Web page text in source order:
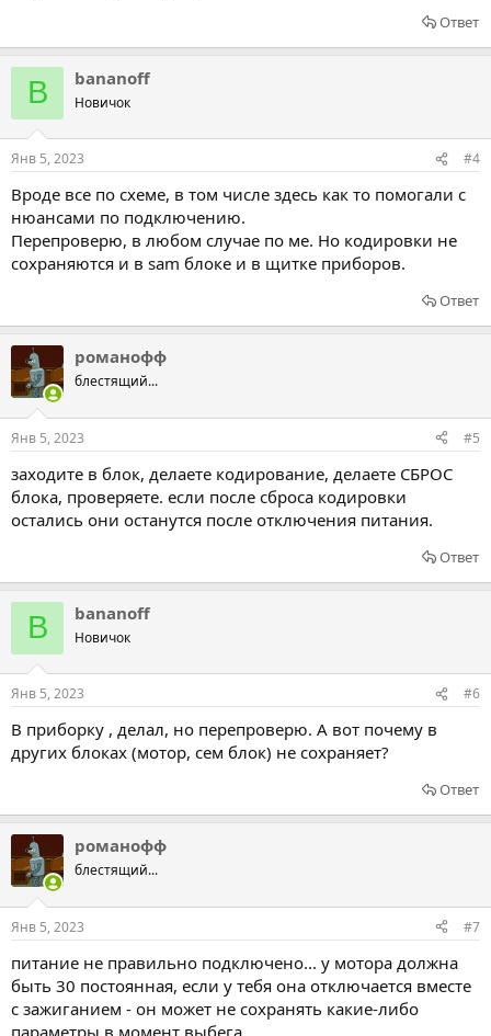
Ответ
B bananoff
Новичок
Янв 5, 2023 #4
Вроде все по схеме, в том числе здесь как то помогали с
нюансами по подключению.
Перепроверю, в любом случае по ме. Но кодировки не
сохраняются и в sam блоке и в щитке приборов.
Ответ
романофф
блестящий...
Янв 5, 2023 #5
заходите в блок, делаете кодирование, делаете СБРОС
блока, проверяете. если после сброса кодировки
остались они останутся после отключения питания.
Ответ
B bananoff
Новичок
Янв 5, 2023 #6
В приборку , делал, но перепроверю. А вот почему в
других блоках (мотор, сем блок) не сохраняет?
Ответ
романофф
блестящий...
Янв 5, 2023 #7
питание не правильно подключено... у мотора должна
быть 30 постоянная, если у тебя она отключается вместе
с зажиганием - он может не сохранять какие-либо
параметры в момент выбега.